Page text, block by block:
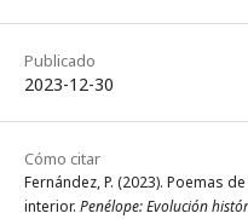
Publicado
2023-12-30
Cómo citar
Fernández, P. (2023). Poemas
interior. Penélope: Evolución